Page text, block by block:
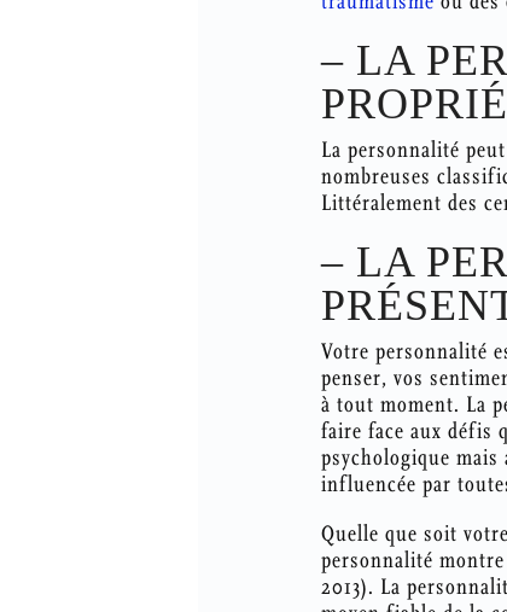
– LA
La personnalité
nombreuses
Littéralement des
– LA
Votre personnalité
penser, vos
à tout moment. La
faire face aux défis
psychologique mais
influencée par
Quelle que soit
personnalité
2013). La